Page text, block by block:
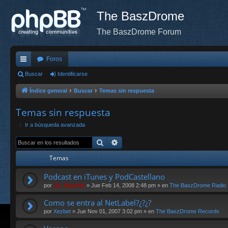
The BaszDrome
The BaszDrome Forum
nl
ac
pi
do
s
Foros
Buscar Identificarse
Índice general Buscar Temas sin respuesta
Temas sin respuesta
Ir a búsqueda avanzada
Buscar
Temas
Podcast en iTunes y PodCastellano
por Da_BaszMo » Jue Feb 14, 2008 2:48 pm » en The BaszDrome Radio
Como se entra al NetLabel?¿?¿?
por Xezbet » Jue Nov 01, 2007 3:02 pm » en The BaszDrome Records